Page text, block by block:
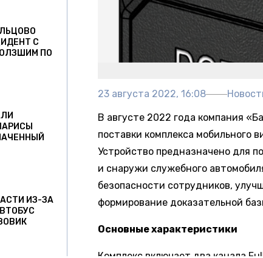
С
ПО
ИЗ-ЗА
23 августа 2022, 16:08
В августе 2022 года компания
поставки комплекса
Устройство предназначено для
и снаружи служебного
безопасности сотрудников,
формирование доказательной
Основные характеристики